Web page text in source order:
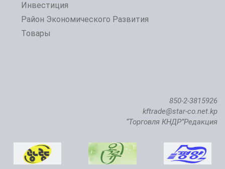
Инвестиция
Район Экономического Развития
Товары
850-2-3815926
kftrade@star-co.net.kp
“Торговля КНДР”Редакция